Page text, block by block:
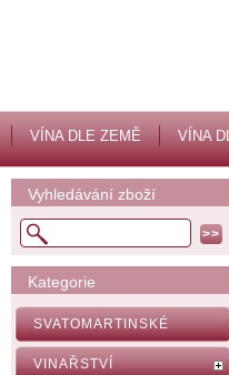
VÍNA DLE ZEMĚ VÍNA
Vyhledávání zboží
Kategorie
SVATOMARTINSKÉ
VINAŘSTVÍ